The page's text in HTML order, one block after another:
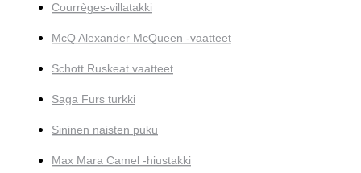
Courrèges-villatakki
McQ Alexander McQueen -vaatteet
Schott Ruskeat vaatteet
Saga Furs turkki
Sininen naisten puku
Max Mara Camel -hiustakki